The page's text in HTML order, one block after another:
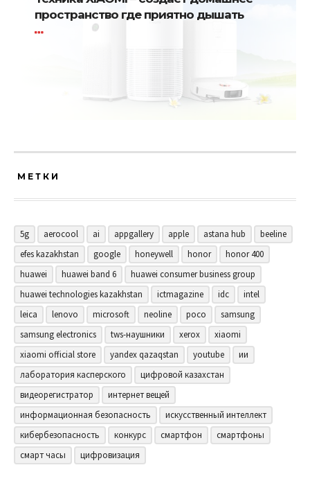
пространство где приятно дышать
МЕТКИ
5g aerocool ai appgallery apple astana hub
beeline
efes kazakhstan
google honeywell honor
honor 400
huawei
huawei band 6
huawei consumer business group
huawei technologies kazakhstan
ictmagazine idc
intel
leica
lenovo microsoft neoline poco
samsung
samsung electronics
tws-наушники xerox
xiaomi
xiaomi official store
yandex qazaqstan youtube
ии
лаборатория касперского
цифровой казахстан
видеорегистратор
интернет вещей
информационная безопасность
искусственный интеллект
кибербезопасность
конкурс смартфон
смартфоны
смарт часы
цифровизация